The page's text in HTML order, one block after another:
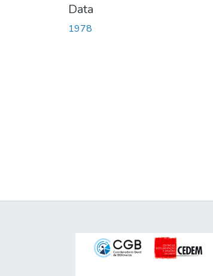
Data
1978